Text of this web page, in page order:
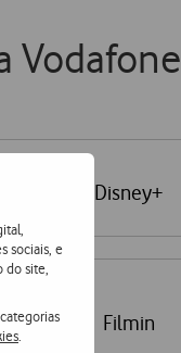
sociais, e
do site,
Vodafone
Disney+
Filmin